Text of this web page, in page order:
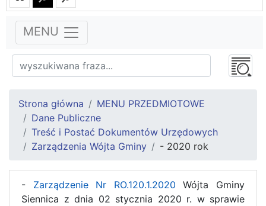
MENU
Strona główna
MENU PRZEDMIOTOWE
Dane Publiczne
Treść i Postać Dokumentów Urzędowych
Zarządzenia Wójta Gminy
- 2020 rok
- Zarządzenie Nr RO.120.1.2020Wójta Gminy
Siennica z dnia 02 stycznia 2020 r. w sprawie